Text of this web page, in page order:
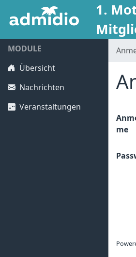
1.
MODULE
Übersicht
Nachrichten
Veranstaltungen
me